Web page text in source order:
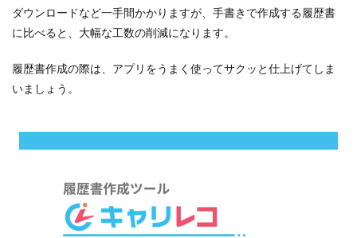
ダウンロードなど一手間かかりますが、手書きで作成する履歴書
に比べると、大幅な工数の削減になります。
履歴書作成の際は、アプリをうまく使ってサクッと仕上げてしま
いましょう。